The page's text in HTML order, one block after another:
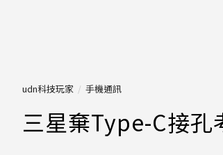
udn科技玩家 手機通訊
三星棄Type-C接